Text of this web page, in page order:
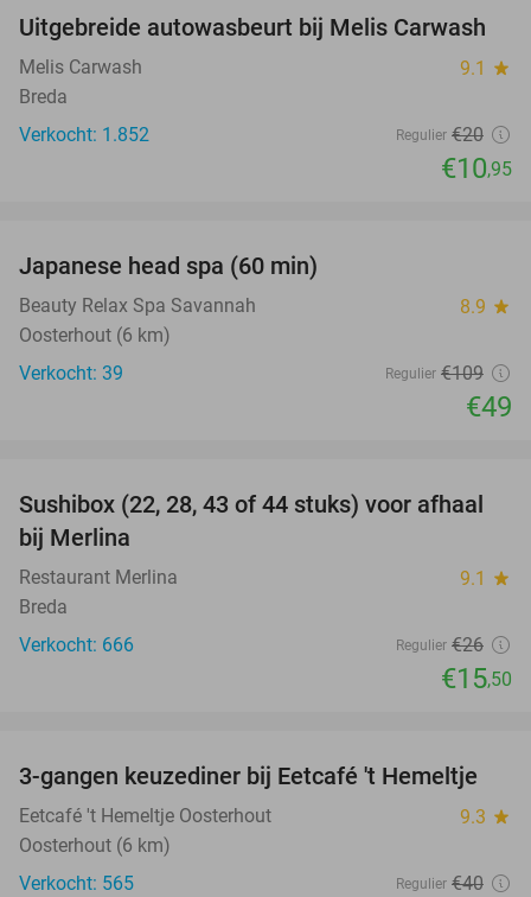
45%
Uitgebreide autowasbeurt bij Melis Carwash
Melis Carwash 9.1 star
Breda
Verkocht: 1.852
Regulier €20
€10,95
Japanese head spa (60 min)
Beauty Relax Spa Savannah 8.9 star
Oosterhout (6 km)
Verkocht: 39
Regulier €109
€49
40%
Sushibox (22, 28, 43 of 44 stuks) voor afhaal
bij Merlina
Restaurant Merlina 9.1 star
Breda
Verkocht: 666
Regulier €26
€15,50
43%
3-gangen keuzediner bij Eetcafé 't Hemeltje
Eetcafé 't Hemeltje Oosterhout 9.3 star
Oosterhout (6 km)
Verkocht: 565
Regulier €40